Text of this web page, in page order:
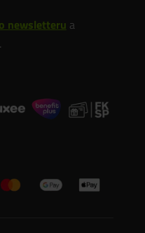
newsletteru a